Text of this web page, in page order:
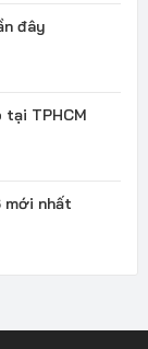
đây
TPHCM
mới nhất